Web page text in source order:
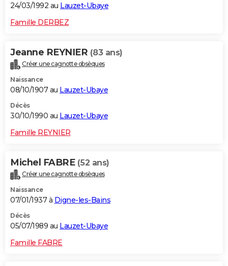
24/03/1992 au Lauzet-Ubaye
Famille DERBEZ
Jeanne REYNIER (83 ans)
Créer une cagnotte obsèques
Naissance
08/10/1907 au Lauzet-Ubaye
Décès
30/10/1990 au Lauzet-Ubaye
Famille REYNIER
Michel FABRE (52 ans)
Créer une cagnotte obsèques
Naissance
07/01/1937 à Digne-les-Bains
Décès
05/07/1989 au Lauzet-Ubaye
Famille FABRE